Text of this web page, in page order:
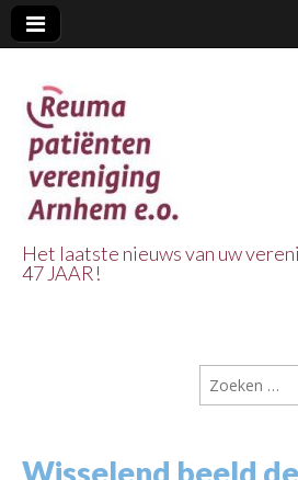
Vereniging
Arnhem
Het laatste nieuws van uw
47 JAAR!
Zoeken
naar: